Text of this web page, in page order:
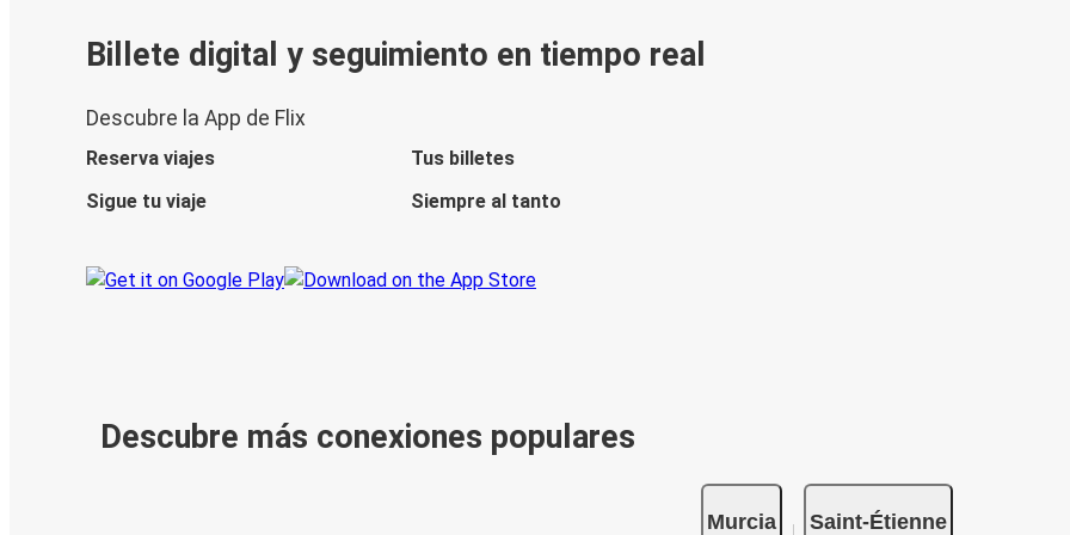
Billete digital y seguimiento en tiempo real
Descubre la App de Flix
Reserva viajes
Tus billetes
Sigue tu viaje
Siempre al tanto
Descubre más conexiones populares
Murcia Saint-Étienne